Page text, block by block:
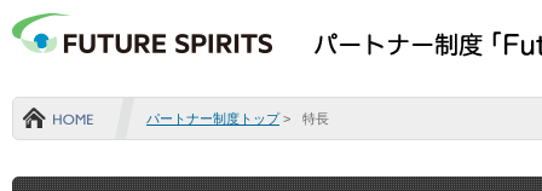
パートナー制度トップ> 特長